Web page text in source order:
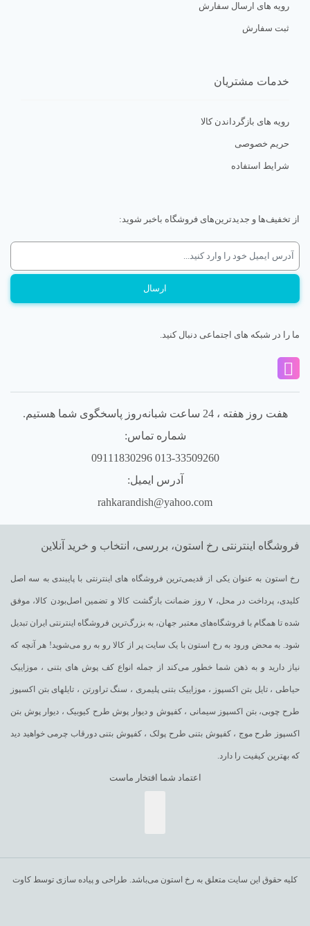
رویه های ارسال سفارش
ثبت سفارش
خدمات مشتریان
رویه های بازگرداندن کالا
حریم خصوصی
شرایط استفاده
از تخفیف‌ها و جدیدترین‌های فروشگاه باخبر شوید:
ما را در شبکه های اجتماعی دنبال کنید.
هفت روز هفته ، 24 ساعت شبانه‌روز پاسخگوی شما هستیم.
شماره تماس:
013-33509260 09111830296
آدرس ایمیل:
rahkarandish@yahoo.com
فروشگاه اینترنتی رخ استون، بررسی، انتخاب و خرید آنلاین
رخ استون به عنوان یکی از قدیمی‌ترین فروشگاه های اینترنتی با پایبندی به سه اصل
کلیدی، پرداخت در محل، ۷ روز ضمانت بازگشت کالا و تضمین اصل‌بودن کالا، موفق
شده تا همگام با فروشگاه‌های معتبر جهان، به بزرگ‌ترین فروشگاه اینترنتی ایران تبدیل
شود. به محض ورود به رخ استون با یک سایت پر از کالا رو به رو می‌شوید! هر آنچه که
نیاز دارید و به ذهن شما خطور می‌کند از جمله انواع کف پوش های بتنی ، موزاییک
حیاطی ، تایل بتن اکسپوز ، موزاییک بتنی پلیمری ، سنگ تراورتن ، تایلهای بتن اکسپوز
طرح چوبی، بتن اکسپوز سیمانی ، کفپوش و دیوار پوش طرح کیوبیک ، دیوار پوش بتن
اکسپوز طرح موج ، کفپوش بتنی طرح پولک ، کفپوش بتنی دورقاب چرمی خواهید دید
که بهترین کیفیت را دارد.
اعتماد شما افتخار ماست
کلیه حقوق این سایت متعلق به رخ استون می‌باشد. طراحی و پیاده سازی توسط کاوت